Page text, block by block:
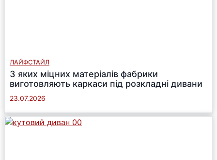
ЛАЙФСТАЙЛ
З яких міцних матеріалів фабрики
виготовляють каркаси під розкладні дивани
23.07.2026